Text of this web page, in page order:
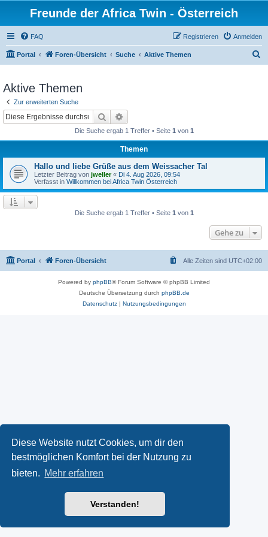
Diese Website nutzt Cookies, um dir den
bestmöglichen Komfort bei der Nutzung zu
bieten. Mehr erfahren
Verstanden!
Freunde der Africa Twin - Österreich
FAQ Anmelden
Registrieren
Portal Foren-Übersicht Suche Aktive Themen
Aktive Themen
Zur erweiterten Suche
Suche
Die Suche ergab 1 Treffer • Seite 1 von 1
Themen
Hallo und liebe Grüße aus dem Weissacher Tal
Letzter Beitrag von jweller« Di 4. Aug 2026, 09:54
Verfasst in Willkommen bei Africa Twin Österreich
Die Suche ergab 1 Treffer • Seite 1 von 1
Gehe zu
Portal Foren-Übersicht Alle Zeiten sind UTC+02:00
Powered by phpBB® Forum Software © phpBB Limited
Deutsche Übersetzung durch phpBB.de
Datenschutz| Nutzungsbedingungen